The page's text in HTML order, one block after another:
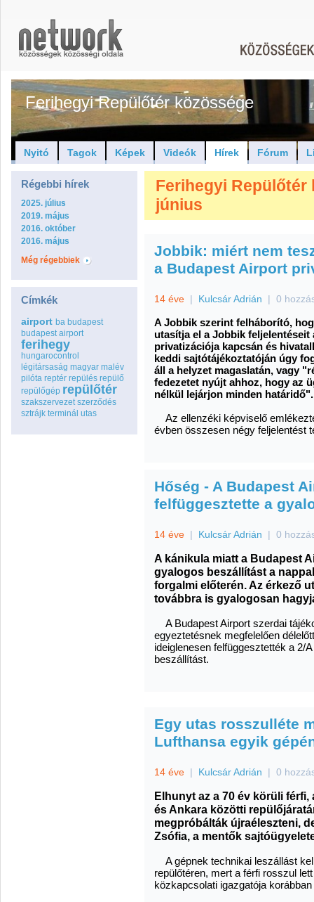
Ferihegyi Repülőtér közössége
Nyitó Tagok Képek Videók Hírek Fórum
Régebbi hírek
2025. július
2019. május
2016. október
2016. május
Még régebbiek
Címkék
airport ba budapest
budapest airport
ferihegy
hungarocontrol
légitársaság magyar malév
pilóta reptér repülés repülő
repülőgép repülőtér
szakszervezet szerződés
sztrájk terminál utas
Ferihegyi Repülőtér
június
Jobbik: miért nem
a Budapest Airport
14 éve | Kulcsár Adrián | 0
A Jobbik szerint felháborító,
utasítja el a Jobbik feljelentéseit
privatizációja kapcsán és
keddi sajtótájékoztatóján úgy
áll a helyzet magaslatán, vagy
fedezetet nyújt ahhoz, hogy az
nélkül lejárjon minden határidő".
Az ellenzéki képviselő
évben összesen négy feljelentést
Hőség - A Budapest
felfüggesztette a
14 éve | Kulcsár Adrián | 0
A kánikula miatt a Budapest
gyalogos beszállítást a
forgalmi előterén. Az érkező
továbbra is gyalogosan
A Budapest Airport szerdai
egyeztetésnek megfelelően
ideiglenesen felfüggesztették a 2/
beszállítást.
Egy utas rosszulléte
Lufthansa egyik
14 éve | Kulcsár Adrián | 0
Elhunyt az a 70 év körüli
és Ankara közötti
megpróbálták újraéleszteni,
Zsófia, a mentők
A gépnek technikai leszállást
repülőtéren, mert a férfi rosszul
közkapcsolati igazgatója